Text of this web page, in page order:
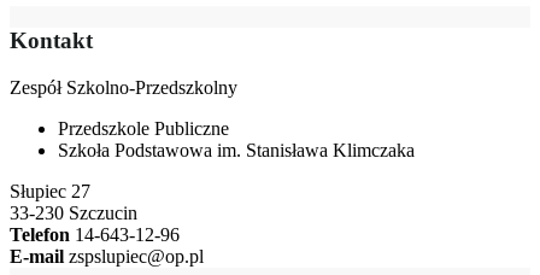
Kontakt
Zespół Szkolno-Przedszkolny
Przedszkole Publiczne
Szkoła Podstawowa im. Stanisława Klimczaka
Słupiec 27
33-230 Szczucin
Telefon 14-643-12-96
E-mail zspslupiec@op.pl